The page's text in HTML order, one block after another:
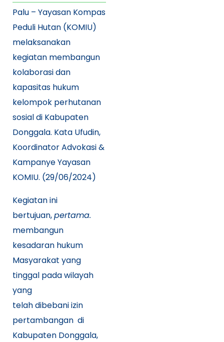
Palu – Yayasan Kompas
Peduli Hutan (KOMIU)
melaksanakan
kegiatan membangun
kolaborasi dan
kapasitas hukum
kelompok perhutanan
sosial di Kabupaten
Donggala. Kata Ufudin,
Koordinator Advokasi &
Kampanye Yayasan
KOMIU. (29/06/2024)
Kegiatan ini
bertujuan,pertama.
membangun
kesadaran hukum
Masyarakat yang
tinggal pada wilayah
yang
telah dibebani izin
pertambangan di
Kabupaten Donggala,